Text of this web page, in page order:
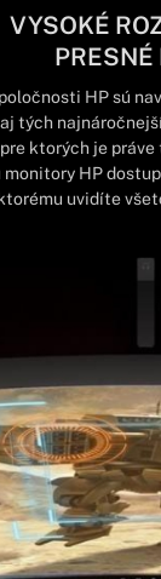
VYSOKÉ
PRESNÉ
HP sú
tých
ktorých je
monitory HP
uvidíte